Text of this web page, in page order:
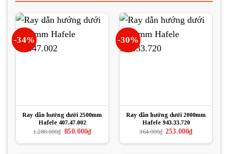
-34%
Ray dẫn hướng dưới 2500mm
Hafele 407.47.002
1.280.000₫ Giá
là:
850.000₫Giá
hiện
tại
-30%
Ray dẫn hướng dưới 2000mm
Hafele 943.33.720
364.000₫ Giá
là:
253.000₫Giá
hiện
tại